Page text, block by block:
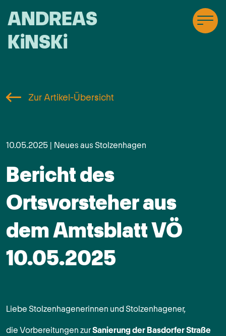
ANDREAS
KiNSKi
Zur Artikel-Übersicht
10.05.2025 | Neues aus Stolzenhagen
Bericht des
Ortsvorsteher aus
dem Amtsblatt VÖ
10.05.2025
Liebe Stolzenhagenerinnen und Stolzenhagener,
die Vorbereitungen zurSanierung der Basdorfer Straße